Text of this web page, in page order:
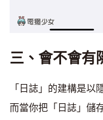
三、會不會有
「日誌」的建構是以
而當你把「日誌」儲